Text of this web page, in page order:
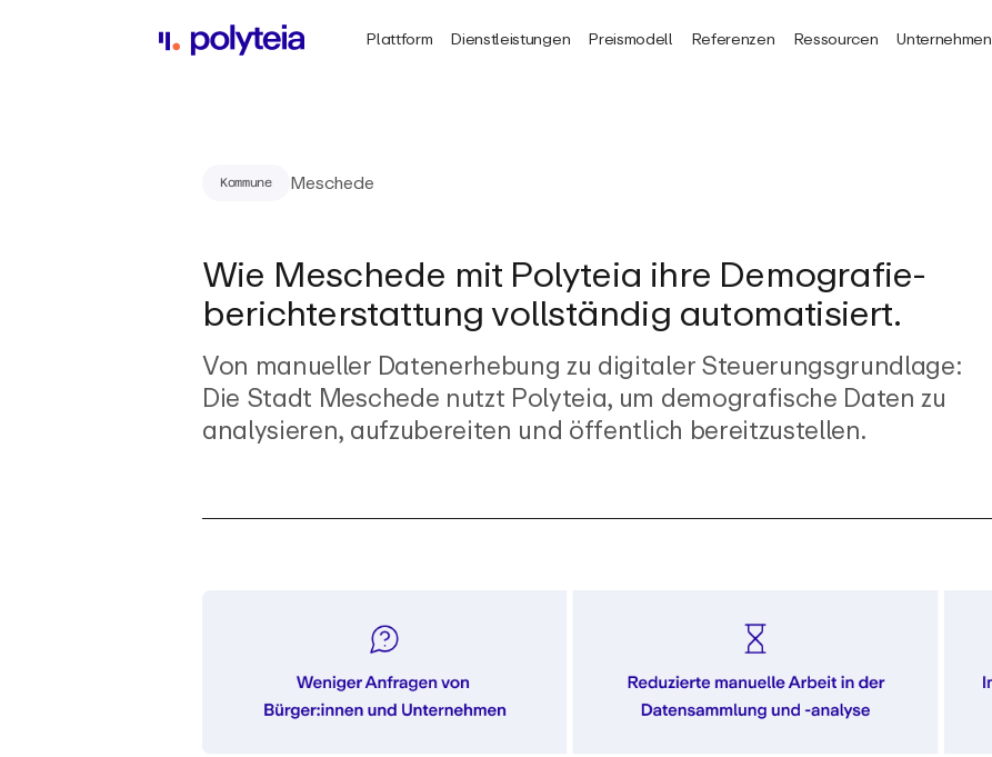
Plattform Dienstleistungen Preismodell Referenzen Ressourcen Unternehmen
Kommune Meschede
Wie Meschede mit Polyteia ihre Demografie­
berichterstattung vollständig automatisiert.
Von manueller Datenerhebung zu digitaler Steuerungsgrundlage:
Die Stadt Meschede nutzt Polyteia, um demografische Daten zu
analysieren, aufzubereiten und öffentlich bereitzustellen.